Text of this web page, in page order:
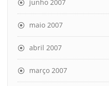
junho 2007
maio 2007
abril 2007
março 2007